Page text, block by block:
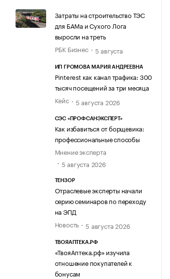
Затраты на строительство ТЭС
для БАМа и Сухого Лога
выросли на треть
РБК Бизнес
5 августа
ИП ГРОМОВА МАРИЯ АНДРЕЕВНА
Pinterest как канал трафика: 300
тысяч посещений за три месяца
Кейс
5 августа 2026
СЭС «ПРОФСАНЭКСПЕРТ»
Как избавиться от борщевика:
профессиональные способы
Мнение эксперта
5 августа 2026
ТЕНЗОР
Отраслевые эксперты начали
серию семинаров по переходу
на ЭПД
Новость
5 августа 2026
ТВОЯАПТЕКА.РФ
«ТвояАптека.рф» изучила
отношение покупателей к
бонусам